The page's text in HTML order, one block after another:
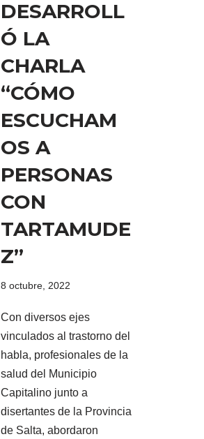
DESARROLL
Ó LA
CHARLA
“CÓMO
ESCUCHAM
OS A
PERSONAS
CON
TARTAMUDE
Z”
8 octubre, 2022
Con diversos ejes
vinculados al trastorno del
habla, profesionales de la
salud del Municipio
Capitalino junto a
disertantes de la Provincia
de Salta, abordaron